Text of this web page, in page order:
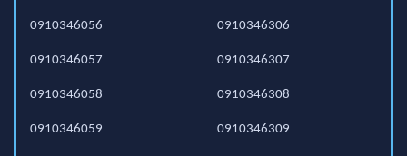
0910346056
0910346057
0910346058
0910346059
0910346306
0910346307
0910346308
0910346309